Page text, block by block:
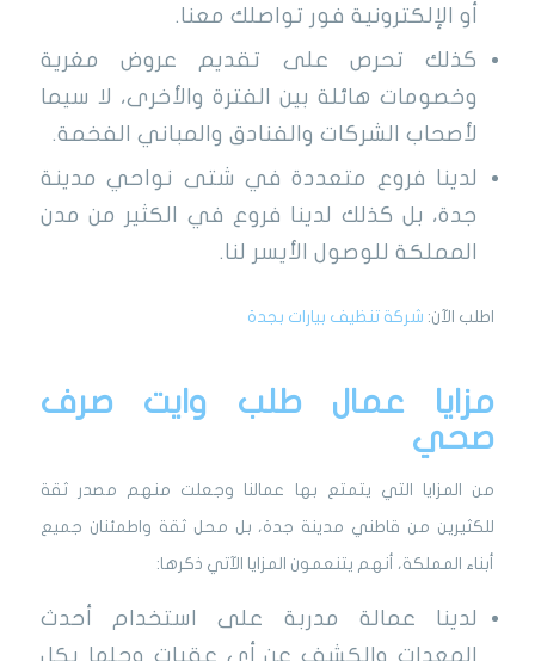
أو الإلكترونية فور تواصلك معنا.
كذلك تحرص على تقديم عروض مغرية
وخصومات هائلة بين الفترة والأخرى، لا سيما
لأصحاب الشركات والفنادق والمباني الفخمة.
لدينا فروع متعددة في شتى نواحي مدينة
جدة، بل كذلك لدينا فروع في الكثير من مدن
المملكة للوصول الأيسر لنا.
اطلب الآن: شركة تنظيف بيارات بجدة
مزايا عمال طلب وايت صرف
صحي
من المزايا التي يتمتع بها عمالنا وجعلت منهم مصدر ثقة
للكثيرين من قاطني مدينة جدة، بل محل ثقة واطمئنان جميع
أبناء المملكة، أنهم يتنعمون المزايا الآتي ذكرها:
لدينا عمالة مدربة على استخدام أحدث
المعدات والكشف عن أي عقبات وحلها بكل